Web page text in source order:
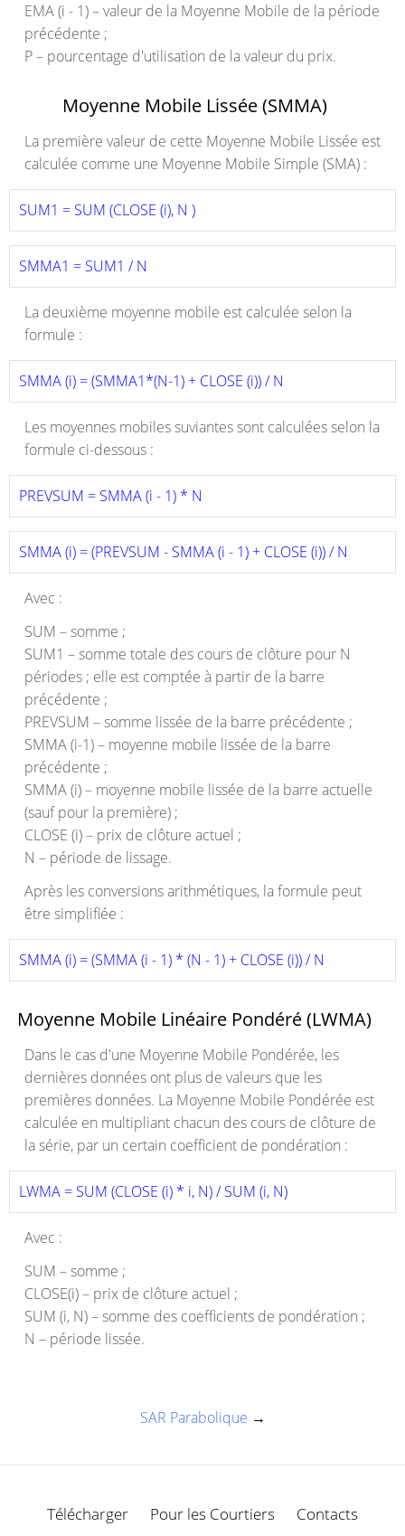
EMA (i - 1) – valeur de la Moyenne Mobile de la période
précédente ;
P – pourcentage d'utilisation de la valeur du prix.
Moyenne Mobile Lissée (SMMA)
La première valeur de cette Moyenne Mobile Lissée est
calculée comme une Moyenne Mobile Simple (SMA) :
SUM1 = SUM (CLOSE (i), N )
SMMA1 = SUM1 / N
La deuxième moyenne mobile est calculée selon la
formule :
SMMA (i) = (SMMA1*(N-1) + CLOSE (i)) / N
Les moyennes mobiles suviantes sont calculées selon la
formule ci-dessous :
PREVSUM = SMMA (i - 1) * N
SMMA (i) = (PREVSUM - SMMA (i - 1) + CLOSE (i)) / N
Avec :
SUM – somme ;
SUM1 – somme totale des cours de clôture pour N
périodes ; elle est comptée à partir de la barre
précédente ;
PREVSUM – somme lissée de la barre précédente ;
SMMA (i-1) – moyenne mobile lissée de la barre
précédente ;
SMMA (i) – moyenne mobile lissée de la barre actuelle
(sauf pour la première) ;
CLOSE (i) – prix de clôture actuel ;
N – période de lissage.
Après les conversions arithmétiques, la formule peut
être simplifiée :
SMMA (i) = (SMMA (i - 1) * (N - 1) + CLOSE (i)) / N
Moyenne Mobile Linéaire Pondéré (LWMA)
Dans le cas d'une Moyenne Mobile Pondérée, les
dernières données ont plus de valeurs que les
premières données. La Moyenne Mobile Pondérée est
calculée en multipliant chacun des cours de clôture de
la série, par un certain coefficient de pondération :
LWMA = SUM (CLOSE (i) * i, N) / SUM (i, N)
Avec :
SUM – somme ;
CLOSE(i) – prix de clôture actuel ;
SUM (i, N) – somme des coefficients de pondération ;
N – période lissée.
SAR Parabolique →
Télécharger Pour les Courtiers Contacts